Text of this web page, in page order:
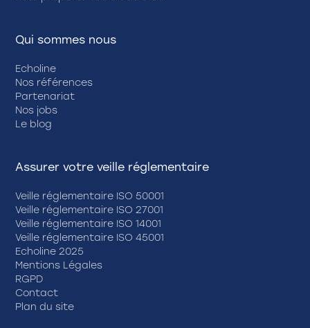
Qui sommes nous
Echoline
Nos références
Partenariat
Nos jobs
Le blog
Assurer votre veille réglementaire
Veille réglementaire ISO 50001
Veille réglementaire ISO 27001
Veille réglementaire ISO 14001
Veille réglementaire ISO 45001
Echoline 2025
Mentions Légales
RGPD
Contact
Plan du site